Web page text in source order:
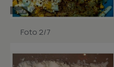
Foto 2/7